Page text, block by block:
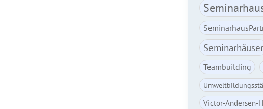
Seminarhäuser
Teambuilding
Victor-Andersen-